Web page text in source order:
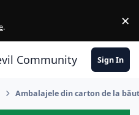
. ×
Community Sign In
Ambalajele din carton de la